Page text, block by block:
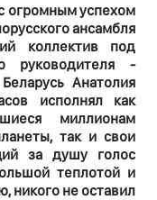
огромным успехом
ансамбля
коллектив под
руководителя -
Анатолия
исполнял как
миллионам
так и свои
за душу голос
теплотой и
никого не оставил